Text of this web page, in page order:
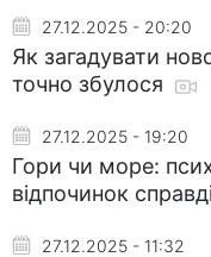
27.12.2025 - 20:20
Як загадувати
точно збулося
27.12.2025 - 19:20
Гори чи море:
відпочинок
27.12.2025 - 11:32